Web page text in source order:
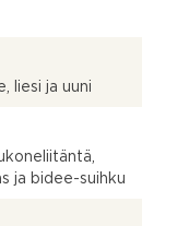
liesi ja uuni
ja bidee-suihku